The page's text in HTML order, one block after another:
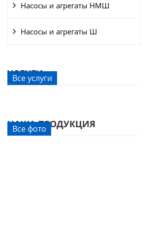
Насосы и агрегаты НМШ
Насосы и агрегаты Ш
УСЛУГИ
Все услуги
НАША ПРОДУКЦИЯ
Все фото